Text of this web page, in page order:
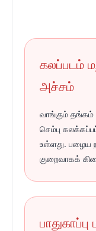
கலப்படம்
அச்சம்
வாங்கும் தங்கம்
செம்பு
உள்ளது. பழைய
குறைவாகக்